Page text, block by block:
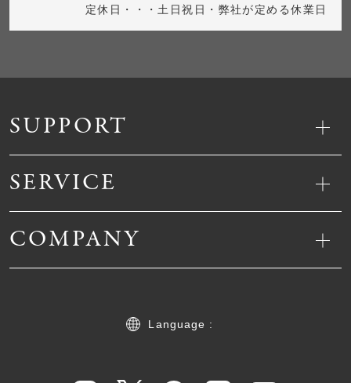
SUPPORT
SERVICE
COMPANY
Language :
定休日・・・土日祝日・弊社が定める休業日